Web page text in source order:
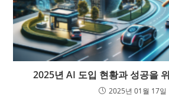
2025년 AI 도입 현황과 성공을
2025년 01월 17일